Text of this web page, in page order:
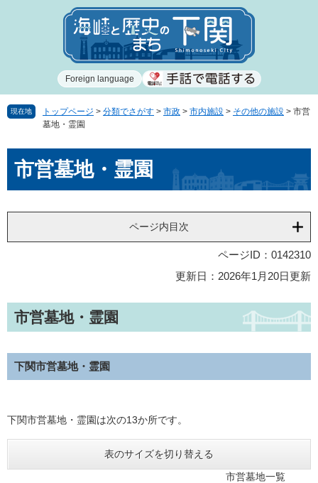
で
ば
Foreign language
現在地 トップページ > 分類でさがす > 市政 > 市内施設 > その他の施設 > 市営
墓地・霊園
市営墓地・霊園
ページ内目次
ページID：0142310
更新日：2026年1月20日更新
市営墓地・霊園
下関市営墓地・霊園
下関市営墓地・霊園は次の13か所です。
表のサイズを切り替える
市営墓地一覧